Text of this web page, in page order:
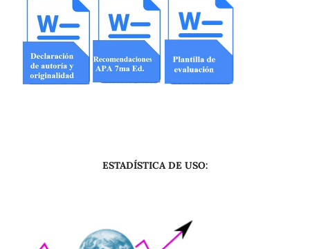
ESTADÍSTICA DE USO: